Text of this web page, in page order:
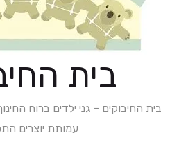
בית
בית החיבוקים – גני ילדים ברוח
עמותת יוצרים